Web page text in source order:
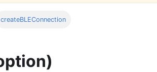
createBLEConnection